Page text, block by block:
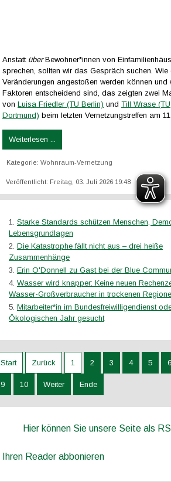
Anstatt überBewohner*innen von
sprechen, sollten wir das Gespräch suchen. Wie
Veränderungen angestoßen werden können und
Faktoren entscheidend sind, das zeigten zwei
von Luisa Friedler (TU Berlin) und Till Wrase (TU
Dortmund) beim letzten Vernetzungstreffen am
Weiterlesen ...
Kategorie: Wohnraum-Vernetzung
Veröffentlicht: Freitag, 03. Juli 2026 19:48
Starke Standards schützen Menschen,
Lebensgrundlagen
Die Katastrophe fällt nicht aus – drei heiße
Zusammenhänge
Erin O'Donnell zu Gast bei der Blue
Wasser wird knapper: Keine neuen
Wasser-Großverbraucher in trockenen
Mitarbeiter*in im Bundesfreiwilligendienst
Ökologischen Jahr gesucht
Start Zurück 1 2 3 4 5 6
9 10 Weiter Ende
Hier können Sie unsere Seite als
Ihren Reader abbonieren